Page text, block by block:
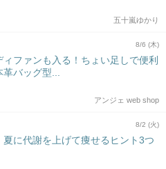
五十嵐ゆかり
8/6 (木)
ィファンも入る！ちょい足しで便利
バッグ型...
アンジェ web shop
8/2 (火)
夏に代謝を上げて痩せるヒント3つ